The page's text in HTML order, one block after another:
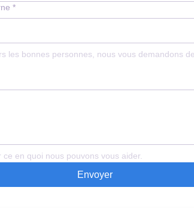
*
les bonnes personnes, nous vous demandons
en quoi nous pouvons vous aider.
Envoyer